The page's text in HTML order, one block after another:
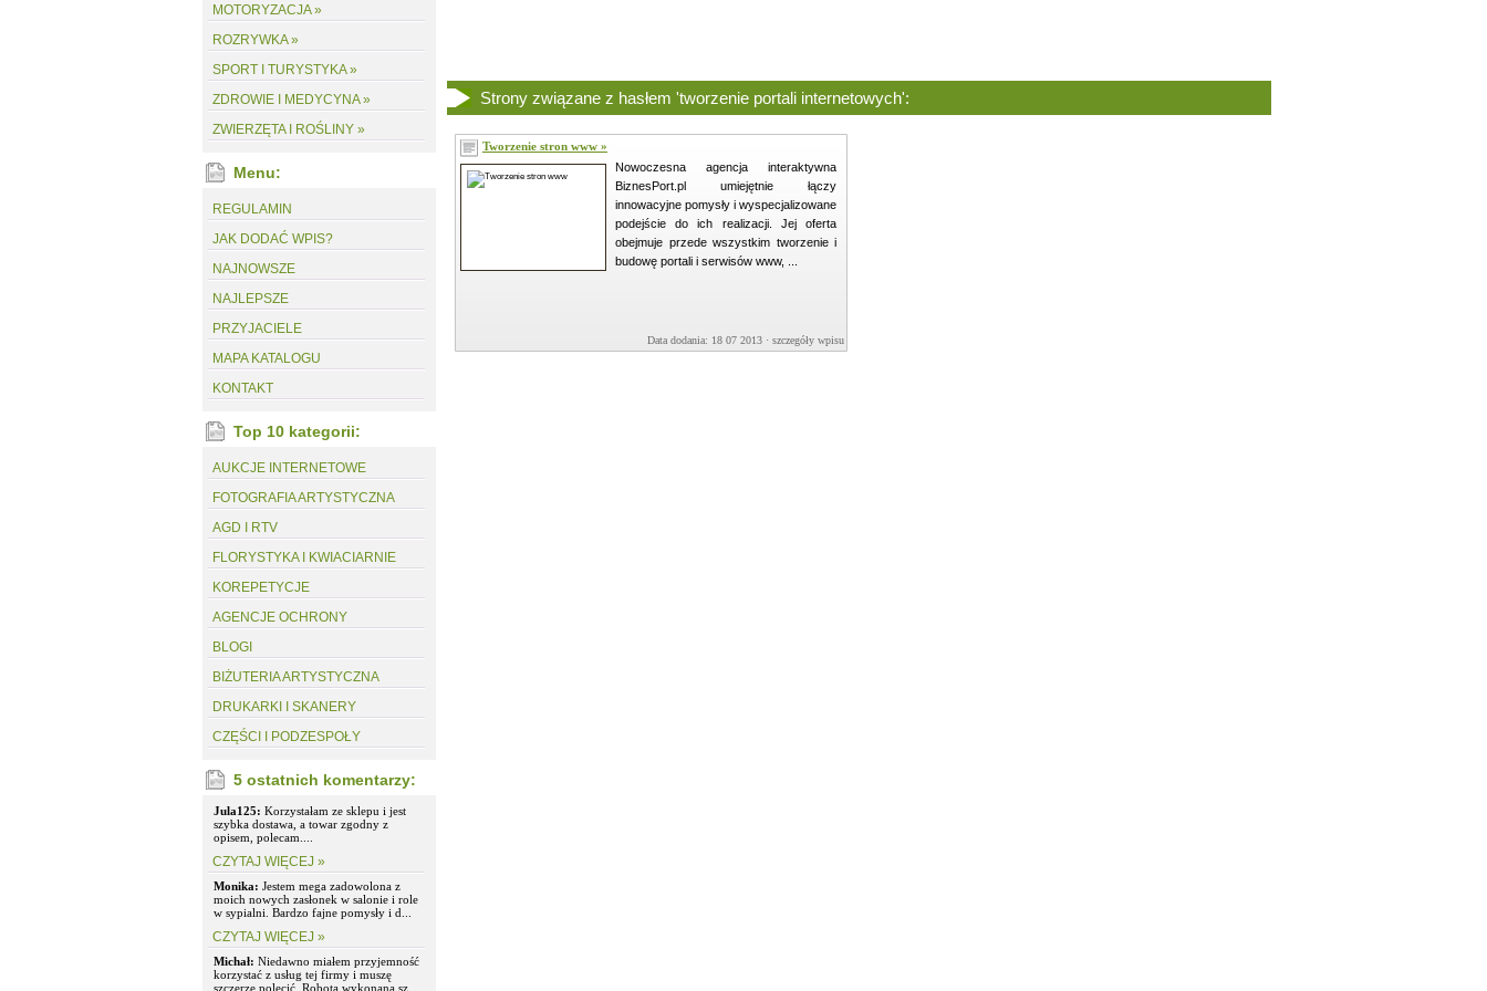
MOTORYZACJA »
ROZRYWKA »
SPORT I TURYSTYKA »
ZDROWIE I MEDYCYNA »
ZWIERZĘTA I ROŚLINY »
Menu:
REGULAMIN
JAK DODAĆ WPIS?
NAJNOWSZE
NAJLEPSZE
PRZYJACIELE
MAPA KATALOGU
KONTAKT
Top 10 kategorii:
AUKCJE INTERNETOWE
FOTOGRAFIA ARTYSTYCZNA
AGD I RTV
FLORYSTYKA I KWIACIARNIE
KOREPETYCJE
AGENCJE OCHRONY
BLOGI
BIŻUTERIA ARTYSTYCZNA
DRUKARKI I SKANERY
CZĘŚCI I PODZESPOŁY
5 ostatnich komentarzy:
Jula125: Korzystałam ze sklepu i jest
szybka dostawa, a towar zgodny z
opisem, polecam....
CZYTAJ WIĘCEJ »
Monika: Jestem mega zadowolona z
moich nowych zasłonek w salonie i role
w sypialni. Bardzo fajne pomysły i d...
CZYTAJ WIĘCEJ »
Michał: Niedawno miałem przyjemność
korzystać z usług tej firmy i muszę
szczerze polecić. Robota wykonana sz...
Strony związane z hasłem 'tworzenie portali internetowych':
Tworzenie stron www »
Nowoczesna agencja interaktywna
BiznesPort.pl umiejętnie łączy
innowacyjne pomysły i wyspecjalizowane
podejście do ich realizacji. Jej oferta
obejmuje przede wszystkim tworzenie i
budowę portali i serwisów www, ...
Data dodania: 18 07 2013 · szczegóły wpisu »